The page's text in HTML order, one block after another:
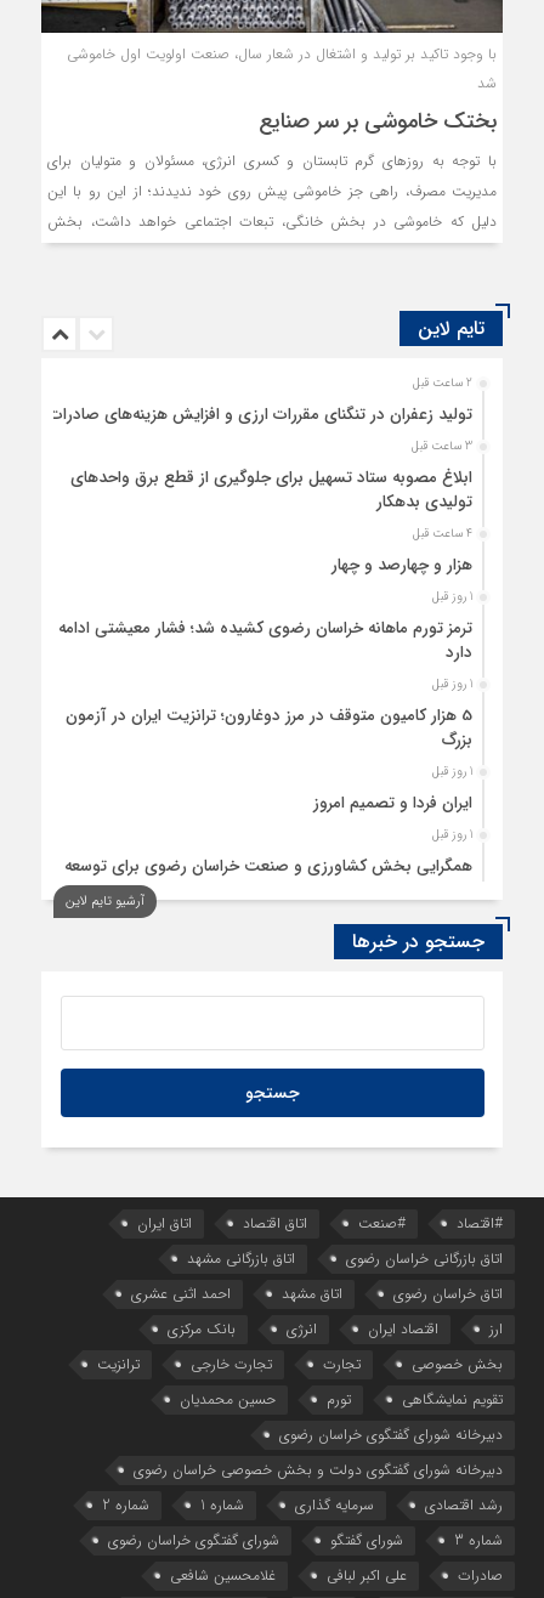
با وجود تاکید بر تولید و اشتغال در شعار سال، صنعت اولویت اول خاموشی
شد
بختک خاموشی بر سر صنایع
با توجه به روزهای گرم تابستان و کسری انرژی، مسئولان و متولیان برای
مدیریت مصرف، راهی جز خاموشی پیش روی خود ندیدند؛ از این رو با این
دلیل که خاموشی در بخش خانگی، تبعات اجتماعی خواهد داشت، بخش
صنعت در اولویت اول خاموشی ها قرار گرفت.
تایم لاین
2 ساعت قبل
تولید زعفران در تنگنای مقررات ارزی و افزایش هزینه‌های صادرات
3 ساعت قبل
ابلاغ مصوبه ستاد تسهیل برای جلوگیری از قطع برق واحدهای
تولیدی بدهکار
4 ساعت قبل
هزار و چهارصد و چهار
1 روز قبل
ترمز تورم ماهانه خراسان رضوی کشیده شد؛ فشار معیشتی ادامه
دارد
1 روز قبل
5 هزار کامیون متوقف در مرز دوغارون؛ ترانزیت ایران در آزمون
بزرگ
1 روز قبل
ایران فردا و تصمیم امروز
1 روز قبل
همگرایی بخش کشاورزی و صنعت خراسان رضوی برای توسعه
1 روز قبل
ردیابی دلارهای صادراتی
1 روز قبل
راهنمای نحوه شرکت در مناقصات کالا و تدارکات عمومی قزاقستان
آرشیو تایم لاین
جستجو در خبرها
#اقتصاد #صنعت اتاق اقتصاد
اتاق ایران
اتاق بازرگانی خراسان رضوی
اتاق بازرگانی مشهد
اتاق خراسان رضوی
اتاق مشهد
احمد اثنی عشری
ارز
اقتصاد ایران انرژی
بانک مرکزی
بخش خصوصی
تجارت تجارت خارجی
ترانزیت
تقویم نمایشگاهی
تورم
حسین محمدیان
دبیرخانه شورای گفتگوی خراسان رضوی
دبیرخانه شورای گفتگوی دولت و بخش خصوصی خراسان رضوی
رشد اقتصادی
سرمایه گذاری شماره 1
شماره 2
شماره 3
شورای گفتگو
شورای گفتگوی خراسان رضوی
صادرات
علی اکبر لبافی غلامحسین شافعی